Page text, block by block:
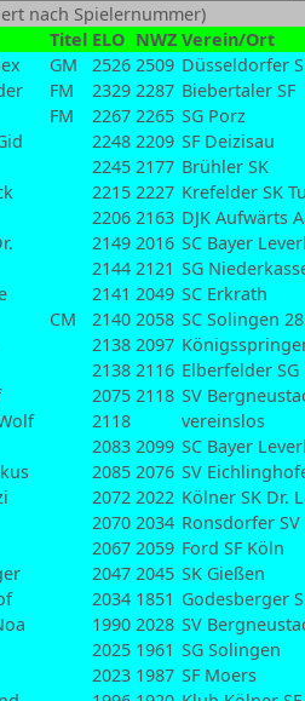
nach Spielernummer)
Titel ELO NWZ Verein/Ort
GM 2526 2509 Düsseldorfer
FM 2329 2287 Biebertaler SF
FM 2267 2265 SG Porz
2248 2209 SF Deizisau
2245 2177 Brühler SK
2215 2227 Krefelder SK
2206 2163 DJK Aufwärts
2149 2016 SC Bayer
2144 2121 SG
2141 2049 SC Erkrath
CM 2140 2058 SC Solingen 28
2138 2097
2138 2116 Elberfelder SG
2075 2118 SV
2118
vereinslos
2083 2099 SC Bayer
2085 2076 SV
2072 2022 Kölner SK Dr.
2070 2034 Ronsdorfer SV
2067 2059 Ford SF Köln
2047 2045 SK Gießen
2034 1851 Godesberger
1990 2028 SV
2025 1961 SG Solingen
2023 1987 SF Moers